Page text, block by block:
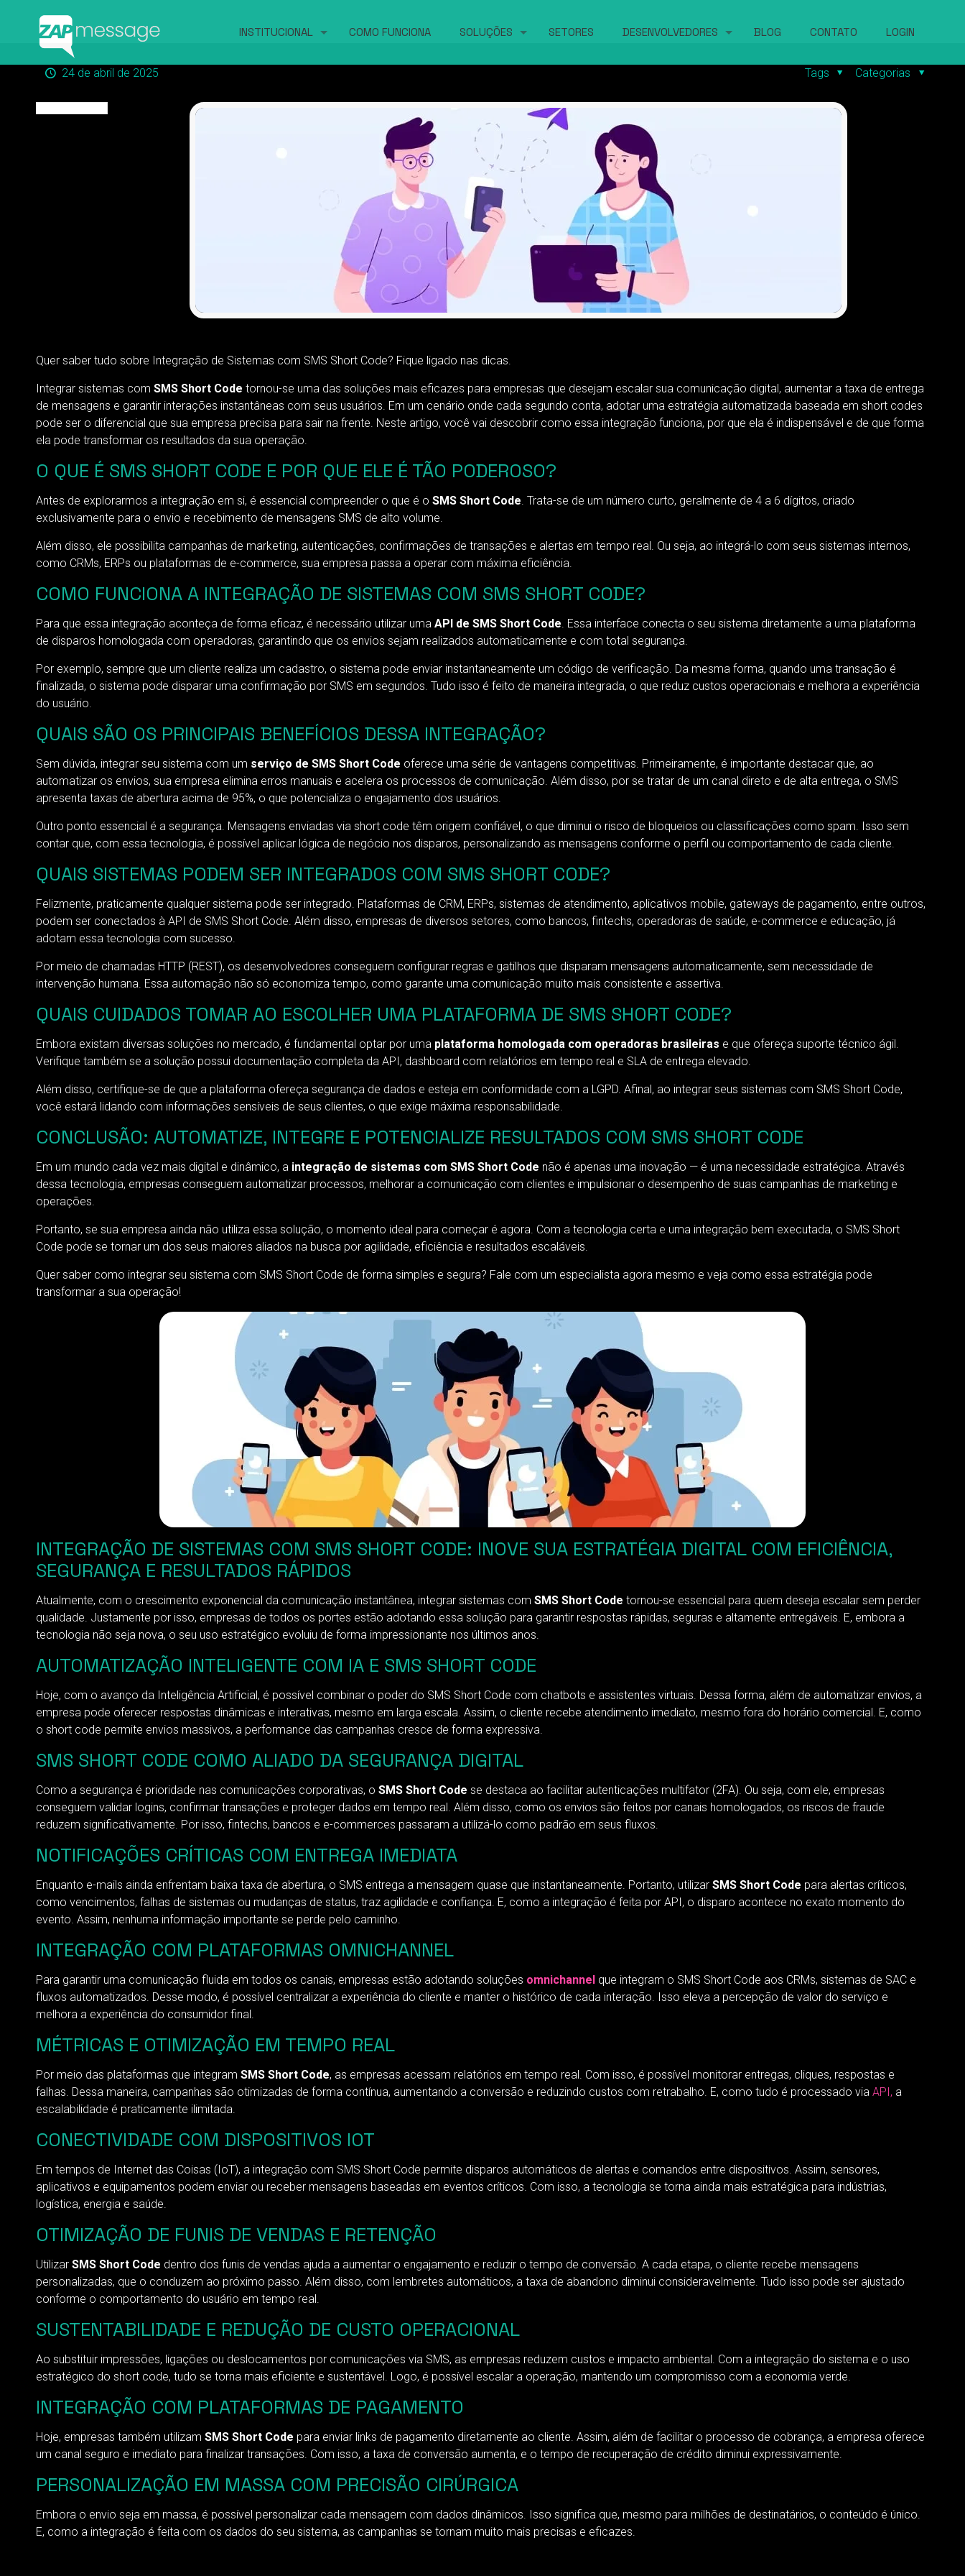
INSTITUCIONAL COMO FUNCIONA SOLUÇÕES SETORES DESENVOLVEDORES BLOG CONTATO LOGIN
24 de abril de 2025 Categorias
Tags
Quer saber tudo sobre Integração de Sistemas com SMS Short Code? Fique ligado nas dicas.
Integrar sistemas com SMS Short Code tornou-se uma das soluções mais eficazes para empresas que desejam escalar sua comunicação digital, aumentar a taxa de entrega
de mensagens e garantir interações instantâneas com seus usuários. Em um cenário onde cada segundo conta, adotar uma estratégia automatizada baseada em short codes
pode ser o diferencial que sua empresa precisa para sair na frente. Neste artigo, você vai descobrir como essa integração funciona, por que ela é indispensável e de que forma
ela pode transformar os resultados da sua operação.
O QUE É SMS SHORT CODE E POR QUE ELE É TÃO PODEROSO?
Antes de explorarmos a integração em si, é essencial compreender o que é o SMS Short Code. Trata-se de um número curto, geralmente de 4 a 6 dígitos, criado
exclusivamente para o envio e recebimento de mensagens SMS de alto volume.
Além disso, ele possibilita campanhas de marketing, autenticações, confirmações de transações e alertas em tempo real. Ou seja, ao integrá-lo com seus sistemas internos,
como CRMs, ERPs ou plataformas de e-commerce, sua empresa passa a operar com máxima eficiência.
COMO FUNCIONA A INTEGRAÇÃO DE SISTEMAS COM SMS SHORT CODE?
Para que essa integração aconteça de forma eficaz, é necessário utilizar uma API de SMS Short Code. Essa interface conecta o seu sistema diretamente a uma plataforma
de disparos homologada com operadoras, garantindo que os envios sejam realizados automaticamente e com total segurança.
Por exemplo, sempre que um cliente realiza um cadastro, o sistema pode enviar instantaneamente um código de verificação. Da mesma forma, quando uma transação é
finalizada, o sistema pode disparar uma confirmação por SMS em segundos. Tudo isso é feito de maneira integrada, o que reduz custos operacionais e melhora a experiência
do usuário.
QUAIS SÃO OS PRINCIPAIS BENEFÍCIOS DESSA INTEGRAÇÃO?
Sem dúvida, integrar seu sistema com um serviço de SMS Short Code oferece uma série de vantagens competitivas. Primeiramente, é importante destacar que, ao
automatizar os envios, sua empresa elimina erros manuais e acelera os processos de comunicação. Além disso, por se tratar de um canal direto e de alta entrega, o SMS
apresenta taxas de abertura acima de 95%, o que potencializa o engajamento dos usuários.
Outro ponto essencial é a segurança. Mensagens enviadas via short code têm origem confiável, o que diminui o risco de bloqueios ou classificações como spam. Isso sem
contar que, com essa tecnologia, é possível aplicar lógica de negócio nos disparos, personalizando as mensagens conforme o perfil ou comportamento de cada cliente.
QUAIS SISTEMAS PODEM SER INTEGRADOS COM SMS SHORT CODE?
Felizmente, praticamente qualquer sistema pode ser integrado. Plataformas de CRM, ERPs, sistemas de atendimento, aplicativos mobile, gateways de pagamento, entre outros,
podem ser conectados à API de SMS Short Code. Além disso, empresas de diversos setores, como bancos, fintechs, operadoras de saúde, e-commerce e educação, já
adotam essa tecnologia com sucesso.
Por meio de chamadas HTTP (REST), os desenvolvedores conseguem configurar regras e gatilhos que disparam mensagens automaticamente, sem necessidade de
intervenção humana. Essa automação não só economiza tempo, como garante uma comunicação muito mais consistente e assertiva.
QUAIS CUIDADOS TOMAR AO ESCOLHER UMA PLATAFORMA DE SMS SHORT CODE?
Embora existam diversas soluções no mercado, é fundamental optar por uma plataforma homologada com operadoras brasileiras e que ofereça suporte técnico ágil.
Verifique também se a solução possui documentação completa da API, dashboard com relatórios em tempo real e SLA de entrega elevado.
Além disso, certifique-se de que a plataforma ofereça segurança de dados e esteja em conformidade com a LGPD. Afinal, ao integrar seus sistemas com SMS Short Code,
você estará lidando com informações sensíveis de seus clientes, o que exige máxima responsabilidade.
CONCLUSÃO: AUTOMATIZE, INTEGRE E POTENCIALIZE RESULTADOS COM SMS SHORT CODE
Em um mundo cada vez mais digital e dinâmico, a integração de sistemas com SMS Short Code não é apenas uma inovação — é uma necessidade estratégica. Através
dessa tecnologia, empresas conseguem automatizar processos, melhorar a comunicação com clientes e impulsionar o desempenho de suas campanhas de marketing e
operações.
Portanto, se sua empresa ainda não utiliza essa solução, o momento ideal para começar é agora. Com a tecnologia certa e uma integração bem executada, o SMS Short
Code pode se tornar um dos seus maiores aliados na busca por agilidade, eficiência e resultados escaláveis.
Quer saber como integrar seu sistema com SMS Short Code de forma simples e segura? Fale com um especialista agora mesmo e veja como essa estratégia pode
transformar a sua operação!
INTEGRAÇÃO DE SISTEMAS COM SMS SHORT CODE: INOVE SUA ESTRATÉGIA DIGITAL COM EFICIÊNCIA,
SEGURANÇA E RESULTADOS RÁPIDOS
Atualmente, com o crescimento exponencial da comunicação instantânea, integrar sistemas com SMS Short Code tornou-se essencial para quem deseja escalar sem perder
qualidade. Justamente por isso, empresas de todos os portes estão adotando essa solução para garantir respostas rápidas, seguras e altamente entregáveis. E, embora a
tecnologia não seja nova, o seu uso estratégico evoluiu de forma impressionante nos últimos anos.
AUTOMATIZAÇÃO INTELIGENTE COM IA E SMS SHORT CODE
Hoje, com o avanço da Inteligência Artificial, é possível combinar o poder do SMS Short Code com chatbots e assistentes virtuais. Dessa forma, além de automatizar envios, a
empresa pode oferecer respostas dinâmicas e interativas, mesmo em larga escala. Assim, o cliente recebe atendimento imediato, mesmo fora do horário comercial. E, como
o short code permite envios massivos, a performance das campanhas cresce de forma expressiva.
SMS SHORT CODE COMO ALIADO DA SEGURANÇA DIGITAL
Como a segurança é prioridade nas comunicações corporativas, o SMS Short Code se destaca ao facilitar autenticações multifator (2FA). Ou seja, com ele, empresas
conseguem validar logins, confirmar transações e proteger dados em tempo real. Além disso, como os envios são feitos por canais homologados, os riscos de fraude
reduzem significativamente. Por isso, fintechs, bancos e e-commerces passaram a utilizá-lo como padrão em seus fluxos.
NOTIFICAÇÕES CRÍTICAS COM ENTREGA IMEDIATA
Enquanto e-mails ainda enfrentam baixa taxa de abertura, o SMS entrega a mensagem quase que instantaneamente. Portanto, utilizar SMS Short Code para alertas críticos,
como vencimentos, falhas de sistemas ou mudanças de status, traz agilidade e confiança. E, como a integração é feita por API, o disparo acontece no exato momento do
evento. Assim, nenhuma informação importante se perde pelo caminho.
INTEGRAÇÃO COM PLATAFORMAS OMNICHANNEL
Para garantir uma comunicação fluida em todos os canais, empresas estão adotando soluções omnichannelque integram o SMS Short Code aos CRMs, sistemas de SAC e
fluxos automatizados. Desse modo, é possível centralizar a experiência do cliente e manter o histórico de cada interação. Isso eleva a percepção de valor do serviço e
melhora a experiência do consumidor final.
MÉTRICAS E OTIMIZAÇÃO EM TEMPO REAL
Por meio das plataformas que integram SMS Short Code, as empresas acessam relatórios em tempo real. Com isso, é possível monitorar entregas, cliques, respostas e
falhas. Dessa maneira, campanhas são otimizadas de forma contínua, aumentando a conversão e reduzindo custos com retrabalho. E, como tudo é processado viaAPI, a
escalabilidade é praticamente ilimitada.
CONECTIVIDADE COM DISPOSITIVOS IOT
Em tempos de Internet das Coisas (IoT), a integração com SMS Short Code permite disparos automáticos de alertas e comandos entre dispositivos. Assim, sensores,
aplicativos e equipamentos podem enviar ou receber mensagens baseadas em eventos críticos. Com isso, a tecnologia se torna ainda mais estratégica para indústrias,
logística, energia e saúde.
OTIMIZAÇÃO DE FUNIS DE VENDAS E RETENÇÃO
Utilizar SMS Short Code dentro dos funis de vendas ajuda a aumentar o engajamento e reduzir o tempo de conversão. A cada etapa, o cliente recebe mensagens
personalizadas, que o conduzem ao próximo passo. Além disso, com lembretes automáticos, a taxa de abandono diminui consideravelmente. Tudo isso pode ser ajustado
conforme o comportamento do usuário em tempo real.
SUSTENTABILIDADE E REDUÇÃO DE CUSTO OPERACIONAL
Ao substituir impressões, ligações ou deslocamentos por comunicações via SMS, as empresas reduzem custos e impacto ambiental. Com a integração do sistema e o uso
estratégico do short code, tudo se torna mais eficiente e sustentável. Logo, é possível escalar a operação, mantendo um compromisso com a economia verde.
INTEGRAÇÃO COM PLATAFORMAS DE PAGAMENTO
Hoje, empresas também utilizam SMS Short Code para enviar links de pagamento diretamente ao cliente. Assim, além de facilitar o processo de cobrança, a empresa oferece
um canal seguro e imediato para finalizar transações. Com isso, a taxa de conversão aumenta, e o tempo de recuperação de crédito diminui expressivamente.
PERSONALIZAÇÃO EM MASSA COM PRECISÃO CIRÚRGICA
Embora o envio seja em massa, é possível personalizar cada mensagem com dados dinâmicos. Isso significa que, mesmo para milhões de destinatários, o conteúdo é único.
E, como a integração é feita com os dados do seu sistema, as campanhas se tornam muito mais precisas e eficazes.